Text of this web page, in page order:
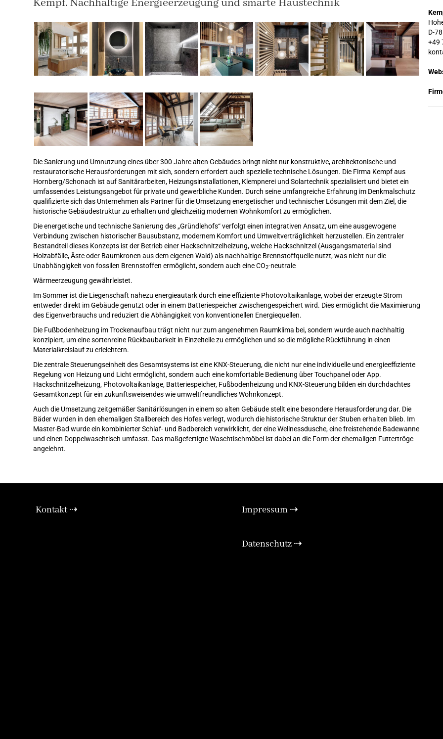
Kempf. Nachhaltige Energieerzeugung und smarte Haustechnik
Die Sanierung und Umnutzung eines über 300 Jahre alten Gebäudes bringt nicht nur konstruktive, architektonische und
restauratorische Herausforderungen mit sich, sondern erfordert auch spezielle technische Lösungen. Die Firma Kempf aus
Hornberg/Schonach ist auf Sanitärarbeiten, Heizungsinstallationen, Klempnerei und Solartechnik spezialisiert und bietet ein
umfassendes Leistungsangebot für private und gewerbliche Kunden. Durch seine umfangreiche Erfahrung im Denkmalschutz
qualifizierte sich das Unternehmen als Partner für die Umsetzung energetischer und technischer Lösungen mit dem Ziel, die
historische Gebäudestruktur zu erhalten und gleichzeitig modernen Wohnkomfort zu ermöglichen.
Die energetische und technische Sanierung des „Gründlehofs“ verfolgt einen integrativen Ansatz, um eine ausgewogene
Verbindung zwischen historischer Bausubstanz, modernem Komfort und Umweltverträglichkeit herzustellen. Ein zentraler
Bestandteil dieses Konzepts ist der Betrieb einer Hackschnitzelheizung, welche Hackschnitzel (Ausgangsmaterial sind
Holzabfälle, Äste oder Baumkronen aus dem eigenen Wald) als nachhaltige Brennstoffquelle nutzt, was nicht nur die
Unabhängigkeit von fossilen Brennstoffen ermöglicht, sondern auch eine CO2-neutrale
Wärmeerzeugung gewährleistet.
Im Sommer ist die Liegenschaft nahezu energieautark durch eine effiziente Photovoltaikanlage, wobei der erzeugte Strom
entweder direkt im Gebäude genutzt oder in einem Batteriespeicher zwischengespeichert wird. Dies ermöglicht die Maximierung
des Eigenverbrauchs und reduziert die Abhängigkeit von konventionellen Energiequellen.
Die Fußbodenheizung im Trockenaufbau trägt nicht nur zum angenehmen Raumklima bei, sondern wurde auch nachhaltig
konzipiert, um eine sortenreine Rückbaubarkeit in Einzelteile zu ermöglichen und so die mögliche Rückführung in einen
Materialkreislauf zu erleichtern.
Die zentrale Steuerungseinheit des Gesamtsystems ist eine KNX-Steuerung, die nicht nur eine individuelle und energieeffiziente
Regelung von Heizung und Licht ermöglicht, sondern auch eine komfortable Bedienung über Touchpanel oder App.
Hackschnitzelheizung, Photovoltaikanlage, Batteriespeicher, Fußbodenheizung und KNX-Steuerung bilden ein durchdachtes
Gesamtkonzept für ein zukunftsweisendes wie umweltfreundliches Wohnkonzept.
Auch die Umsetzung zeitgemäßer Sanitärlösungen in einem so alten Gebäude stellt eine besondere Herausforderung dar. Die
Bäder wurden in den ehemaligen Stallbereich des Hofes verlegt, wodurch die historische Struktur der Stuben erhalten blieb. Im
Master-Bad wurde ein kombinierter Schlaf- und Badbereich verwirklicht, der eine Wellnessdusche, eine freistehende Badewanne
und einen Doppelwaschtisch umfasst. Das maßgefertigte Waschtischmöbel ist dabei an die Form der ehemaligen Futtertröge
angelehnt.
D-
+49
Kontakt ⇢ Impressum ⇢
Datenschutz ⇢